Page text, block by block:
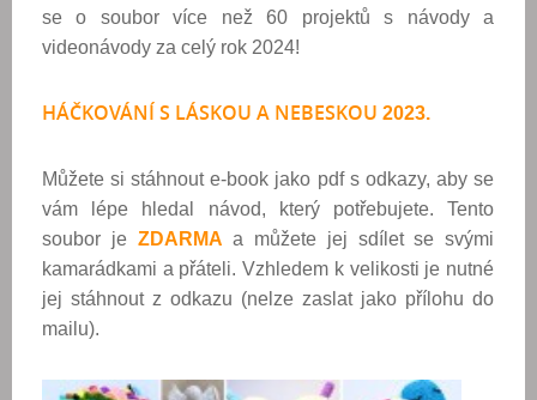
se o soubor více než 60 projektů s návody a
videonávody za celý rok 2024!
HÁČKOVÁNÍ S LÁSKOU A NEBESKOU 2023.
Můžete si stáhnout e-book jako pdf s odkazy, aby se
vám lépe hledal návod, který potřebujete. Tento
soubor je ZDARMA a můžete jej sdílet se svými
kamarádkami a přáteli. Vzhledem k velikosti je nutné
jej stáhnout z odkazu (nelze zaslat jako přílohu do
mailu).